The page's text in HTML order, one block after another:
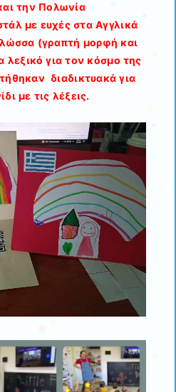
την Πολωνία
με ευχές στα Αγγλικά
(γραπτή μορφή και
λεξικό για τον κόσμο της
διαδικτυακά για
με τις λέξεις.